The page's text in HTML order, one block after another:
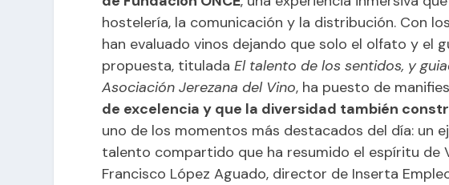
hostelería, la comunicación y la distribución. Con
han evaluado vinos dejando que solo el olfato y el
propuesta, tituladaEl talento de los sentidos, y
Asociación Jerezana del Vino, ha puesto de
de excelencia y que la diversidad también
uno de los momentos más destacados del día: un
talento compartido que ha resumido el espíritu de
Francisco López Aguado, director de Inserta